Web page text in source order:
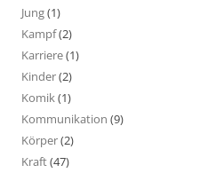
Jung(1)
Kampf(2)
Karriere(1)
Kinder(2)
Komik(1)
Kommunikation (9)
Körper(2)
Kraft(47)